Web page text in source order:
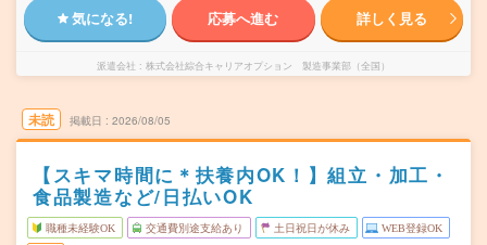
気になる! 応募へ進む 詳しく見る
派遣会社 株式会社綜合キャリアオプション 製造事業部（全国）
未読 掲載日 2026/08/05
【スキマ時間に＊扶養内OK！】組立・加工・
食品製造など/日払いOK
職種未経験OK 交通費別途支給あり 土日祝日が休み WEB登録OK